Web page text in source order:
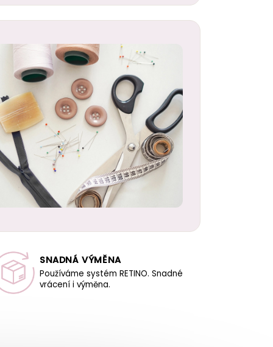
SNADNÁ VÝMĚNA
Používáme systém RETINO. Snadné
vrácení i výměna.